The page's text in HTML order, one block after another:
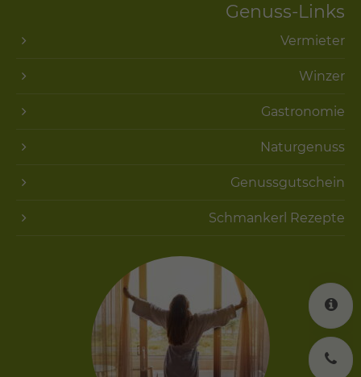
Genuss-Links
Vermieter
Winzer
Gastronomie
Naturgenuss
Genussgutschein
Schmankerl Rezepte